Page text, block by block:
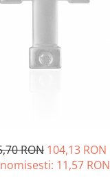
RON 104,13 RON
11,57 RON